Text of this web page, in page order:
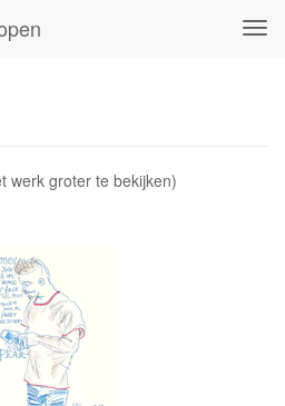
werk groter te bekijken)